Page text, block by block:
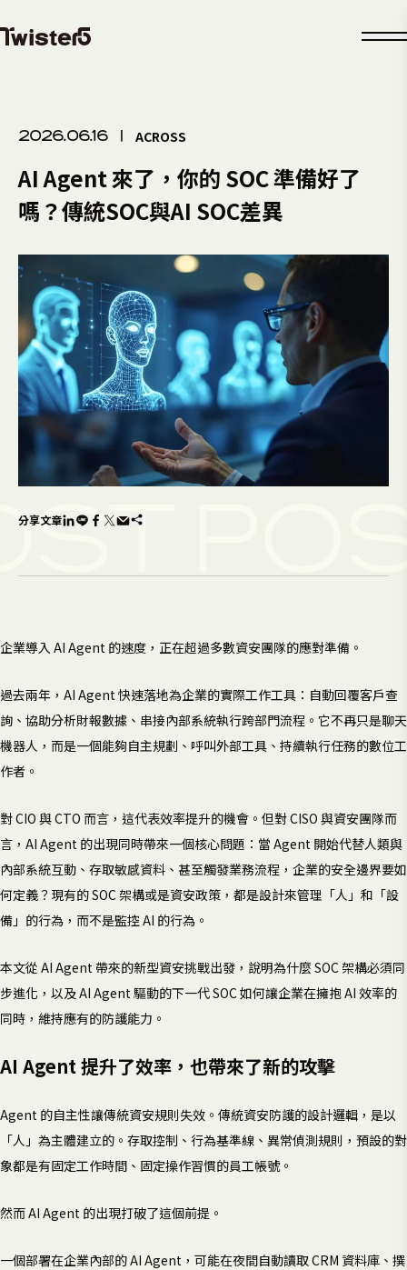
2026.06.16 ACROSS
AI Agent 來了，你的 SOC 準備好了
嗎？傳統SOC與AI SOC差異
分享文章
企業導入 AI Agent 的速度，正在超過多數資安團隊的應對準備。
過去兩年，AI Agent 快速落地為企業的實際工作工具：自動回覆客戶查
詢、協助分析財報數據、串接內部系統執行跨部門流程。它不再只是聊天
機器人，而是一個能夠自主規劃、呼叫外部工具、持續執行任務的數位工
作者。
對 CIO 與 CTO 而言，這代表效率提升的機會。但對 CISO 與資安團隊而
言，AI Agent 的出現同時帶來一個核心問題：當 Agent 開始代替人類與
內部系統互動、存取敏感資料、甚至觸發業務流程，企業的安全邊界要如
何定義？現有的 SOC 架構或是資安政策，都是設計來管理「人」和「設
備」的行為，而不是監控 AI 的行為。
本文從 AI Agent 帶來的新型資安挑戰出發，說明為什麼 SOC 架構必須同
步進化，以及 AI Agent 驅動的下一代 SOC 如何讓企業在擁抱 AI 效率的
同時，維持應有的防護能力。
AI Agent 提升了效率，也帶來了新的攻擊
Agent 的自主性讓傳統資安規則失效。傳統資安防護的設計邏輯，是以
「人」為主體建立的。存取控制、行為基準線、異常偵測規則，預設的對
象都是有固定工作時間、固定操作習慣的員工帳號。
然而 AI Agent 的出現打破了這個前提。
一個部署在企業內部的 AI Agent，可能在夜間自動讀取 CRM 資料庫、撰